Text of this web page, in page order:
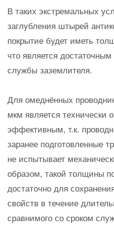
В таких экстремальных
заглубления штырей
покрытие будет иметь
что является
службы заземлителя.
Для омеднённых
мкм является технически
эффективным, т.к.
заранее подготовленные
не испытывает
образом, такой толщины
достаточно для
свойств в течение
сравнимого со сроком